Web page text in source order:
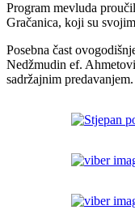
Program mevluda
Gračanica, koji su
Posebna čast
Nedžmudin ef.
sadržajnim predavanjem.